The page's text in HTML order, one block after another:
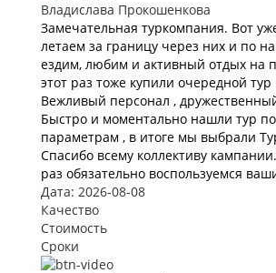
Владислава Прокошенкова
Замечательная туркомпания. Вот
летаем за границу через них и по
ездим, любим и активный отдых на
этот раз тоже купили очередной
Вежливый персонал ,
Быстро и моментально нашли тур
параметрам , в итоге мы выбрали
Спасибо всему коллективу
раз обязательно воспользуемся
Дата: 2026-08-08
Качество
Стоимость
Сроки